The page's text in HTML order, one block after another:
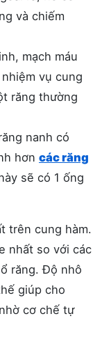
và chiếm
mạch máu
vụ cung
răng thường
nanh có
hơn các răng
sẽ có 1 ống
trên cung hàm.
nhất so với các
răng. Độ nhô
giúp cho
cơ chế tự